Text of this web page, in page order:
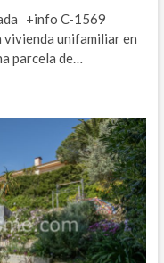
+info C-1569
unifamiliar en
parcela de…